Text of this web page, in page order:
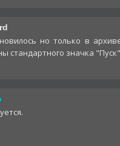
но только в
стандартного значка "Пуск"